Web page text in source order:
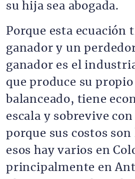
su hija sea abogada.
Porque esta ecuación
ganador y un
ganador es el
que produce su
balanceado, tiene
escala y sobrevive
porque sus costos son
esos hay varios en
principalmente en